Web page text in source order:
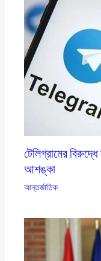
টেলিগ্রামের
আশঙ্কা
আন্তর্জাতিক